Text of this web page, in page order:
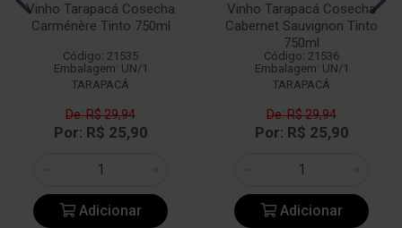
Vinho Tarapacá Cosecha
Carménère Tinto 750ml
Código: 21535
Embalagem: UN/1
TARAPACÁ
De: R$ 29,94
Por: R$ 25,90
Adicionar
Vinho Tarapacá Cosecha
Cabernet Sauvignon Tinto
750ml
Código: 21536
Embalagem: UN/1
TARAPACÁ
De: R$ 29,94
Por: R$ 25,90
Adicionar